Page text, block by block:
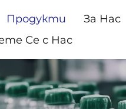
Продукти За Нас
Се с Нас